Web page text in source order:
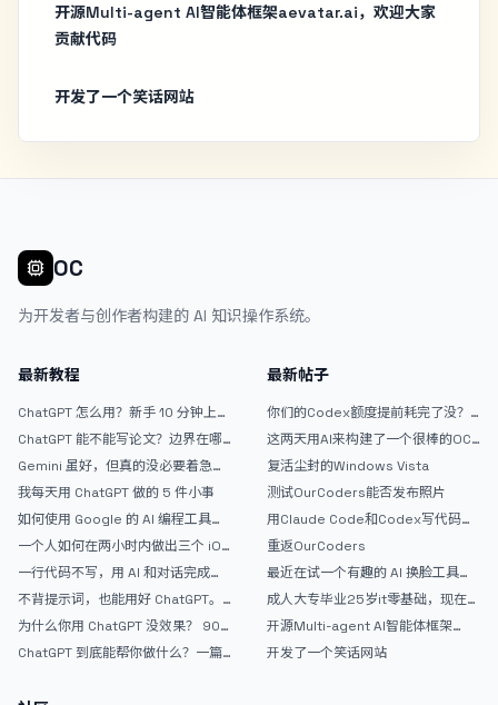
开源Multi-agent AI智能体框架aevatar.ai，欢迎大家
贡献代码
开发了一个笑话网站
OC
为开发者与创作者构建的 AI 知识操作系统。
最新教程
ChatGPT 怎么用？新手 10 分钟上手
ChatGPT 能不能写论文？边界在哪
Gemini 虽好，但真的没必要着急放
弃 ChatGPT
我每天用 ChatGPT 做的 5 件小事
如何使用 Google 的 AI 编程工具
AntiGravity：独立开发者的新时代
武器
一个人如何在两小时内做出三个 iOS
APP？｜AntiGravity + Gemini 3 实
战完整记录
一行代码不写，用 AI 和对话完成一
个完整网站：《图书天堂》实战记录
不背提示词，也能用好 ChatGPT。
一个万能提问模板
为什么你用 ChatGPT 没效果？ 90%
的人第一步就问错了
ChatGPT 到底能帮你做什么？一篇
最新帖子
你们的Codex额度提前耗完了没？
戒断反应如何？
这两天用AI来构建了一个很棒的OC
论坛精华区
复活尘封的Windows Vista
测试OurCoders能否发布照片
用Claude Code和Codex写代码真
的爽，但是App怎么挣钱还是很难啊
重返OurCoders
最近在试一个有趣的 AI 换脸工具，
效果挺不错
成人大专毕业25岁it零基础，现在想
考软件设计师，有什么好的建议吗，
谢谢！
开源Multi-agent AI智能体框架
aevatar.ai，欢迎大家贡献代码
开发了一个笑话网站